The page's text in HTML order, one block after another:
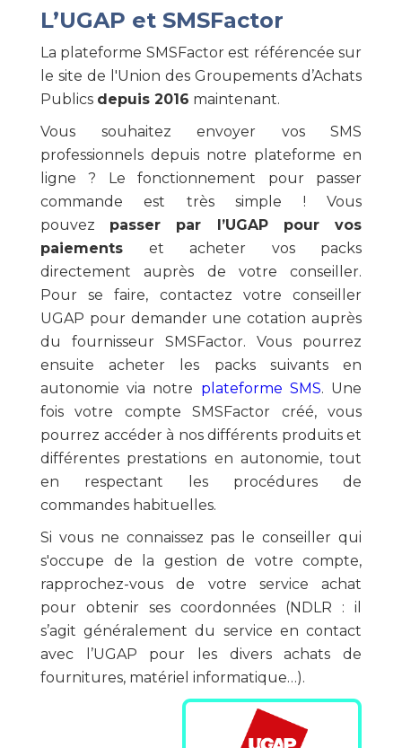
L’UGAP et SMSFactor
La plateforme SMSFactor est référencée sur
le site de l'Union des Groupements d’Achats
Publics depuis 2016 maintenant.
Vous souhaitez envoyer vos SMS
professionnels depuis notre plateforme en
ligne ? Le fonctionnement pour passer
commande est très simple ! Vous
pouvez passer par l’UGAP pour vos
paiements et acheter vos packs
directement auprès de votre conseiller.
Pour se faire, contactez votre conseiller
UGAP pour demander une cotation auprès
du fournisseur SMSFactor. Vous pourrez
ensuite acheter les packs suivants en
autonomie via notre plateforme SMS. Une
fois votre compte SMSFactor créé, vous
pourrez accéder à nos différents produits et
différentes prestations en autonomie, tout
en respectant les procédures de
commandes habituelles.
Si vous ne connaissez pas le conseiller qui
s'occupe de la gestion de votre compte,
rapprochez-vous de votre service achat
pour obtenir ses coordonnées (NDLR : il
s’agit généralement du service en contact
avec l’UGAP pour les divers achats de
fournitures, matériel informatique…).